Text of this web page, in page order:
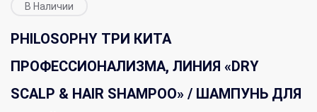
В Наличии
PHILOSOPHY ТРИ КИТА
ПРОФЕССИОНАЛИЗМА, ЛИНИЯ «DRY
SCALP & HAIR SHAMPOO» / ШАМПУНЬ ДЛЯ